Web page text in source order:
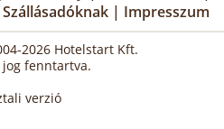
Szállásadóknak | Impresszum
2026 Hotelstart Kft.
fenntartva.
verzió